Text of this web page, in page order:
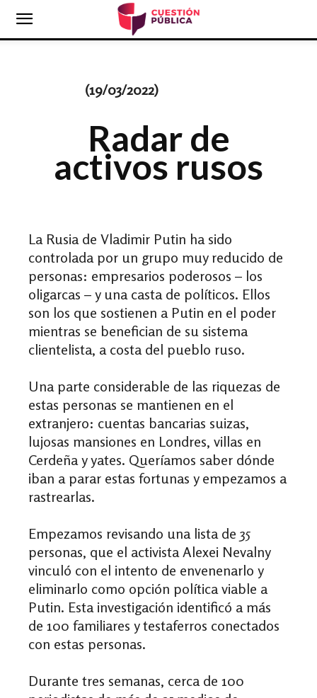
(19/03/2022)
Radar de
activos rusos
La Rusia de Vladimir Putin ha sido
controlada por un grupo muy reducido de
personas: empresarios poderosos – los
oligarcas – y una casta de políticos. Ellos
son los que sostienen a Putin en el poder
mientras se benefician de su sistema
clientelista, a costa del pueblo ruso.
Una parte considerable de las riquezas de
estas personas se mantienen en el
extranjero: cuentas bancarias suizas,
lujosas mansiones en Londres, villas en
Cerdeña y yates. Queríamos saber dónde
iban a parar estas fortunas y empezamos a
rastrearlas.
Empezamos revisando una lista de 35
personas, que el activista Alexei Nevalny
vinculó con el intento de envenenarlo y
eliminarlo como opción política viable a
Putin. Esta investigación identificó a más
de 100 familiares y testaferros conectados
con estas personas.
Durante tres semanas, cerca de 100